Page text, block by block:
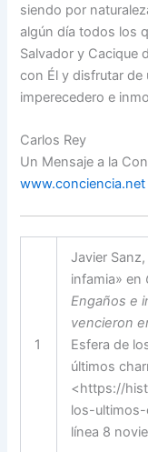
siendo por
algún día todos los
Salvador y Cacique
con Él y disfrutar
imperecedero e
Carlos Rey
Un Mensaje a la
www.conciencia.net
1
Javier
infamia» en
Engaños e
vencieron
Esfera de
últimos
<https://
los-
línea 8